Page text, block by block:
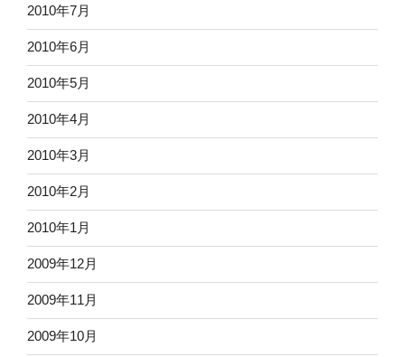
2010年7月
2010年6月
2010年5月
2010年4月
2010年3月
2010年2月
2010年1月
2009年12月
2009年11月
2009年10月